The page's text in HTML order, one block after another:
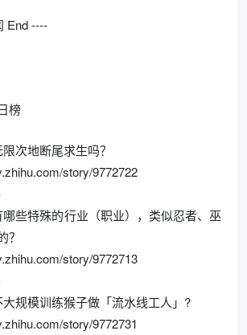
End ----
榜
次地断尾求生吗？
story/9772722
些特殊的行业（职业），类似忍者、巫
？
story/9772713
规模训练猴子做「流水线工人」?
story/9772731